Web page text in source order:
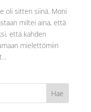
oli sitten siinä. Moni
miltei aina, että
että kahden
mielettömiin